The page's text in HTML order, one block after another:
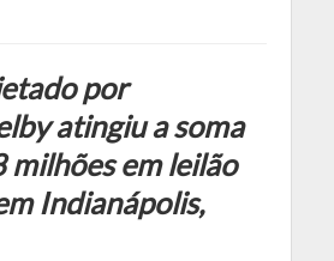
por
atingiu a soma
milhões em leilão
Indianápolis,